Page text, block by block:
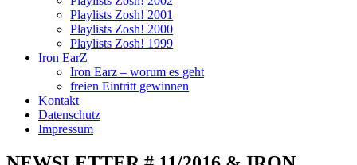
Playlists Zosh! 2001
Playlists Zosh! 2000
Playlists Zosh! 1999
Iron EarZ
Iron Earz – worum es geht
freien Eintritt gewinnen
Kontakt
Datenschutz
Impressum